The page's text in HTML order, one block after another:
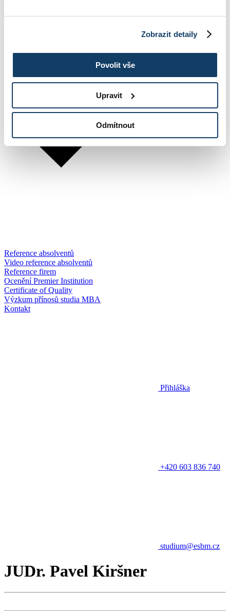
Zobrazit detaily
Povolit vše
Upravit
Odmítnout
Reference absolventů
Video reference absolventů
Reference firem
Ocenění Premier Institution
Certificate of Quality
Výzkum přínosů studia MBA
Kontakt
Přihláška
+420 603 836 740
studium@esbm.cz
JUDr. Pavel Kiršner